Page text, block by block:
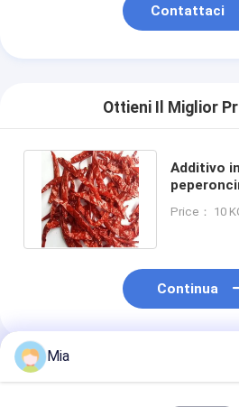
Contattaci
Ottieni Il Miglior
Additivo
Price： 10
Continua
Prodotti Raccomandati
Mia